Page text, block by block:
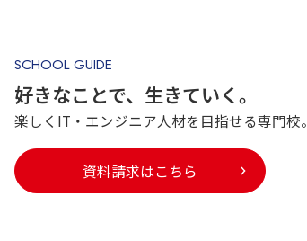
SCHOOL GUIDE
好きなことで、生きていく。
楽しくIT・エンジニア人材を目指せる専門校。
資料請求はこちら